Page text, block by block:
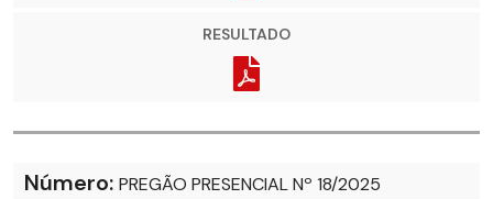
RESULTADO
Número: PREGÃO PRESENCIAL Nº 18/2025